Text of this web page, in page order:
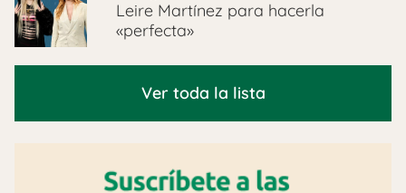
Leire Martínez para hacerla
«perfecta»
Ver toda la lista